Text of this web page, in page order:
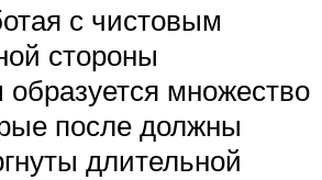
с чистовым
стороны
множество
после должны
длительной